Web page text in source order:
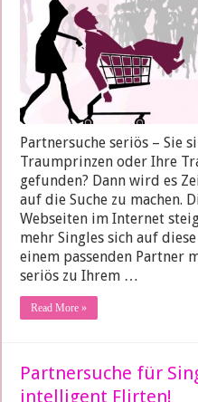
Partnersuche seriös – Sie
Traumprinzen oder Ihre
gefunden? Dann wird es
auf die Suche zu machen.
Webseiten im Internet
mehr Singles sich auf
einem passenden Partner
seriös zu Ihrem …
Read More »
Partnersuche für
intelligent Flirten!